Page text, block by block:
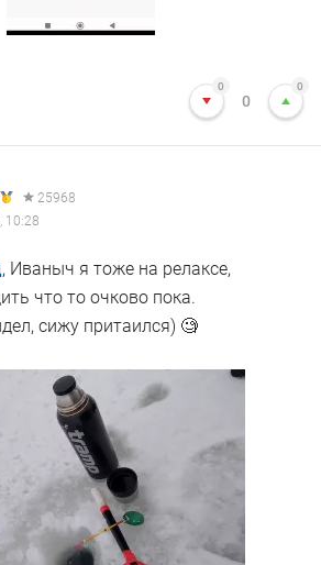
0
0
0
25968
10:28
, Иваныч я тоже на релаксе,
что то очково пока.
сижу притаился) 🧐